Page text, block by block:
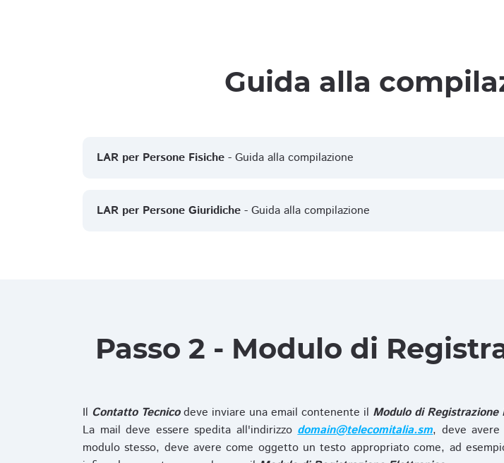
Guida alla
LAR per Persone Fisiche - Guida alla compilazione
LAR per Persone Giuridiche - Guida alla compilazione
Passo 2 - Modulo di
Il Contatto Tecnicodeve inviare una email contenente il Modulo di Registrazione
La mail deve essere spedita all'indirizzodomain@telecomitalia.sm, deve
modulo stesso, deve avere come oggetto un testo appropriato come, ad